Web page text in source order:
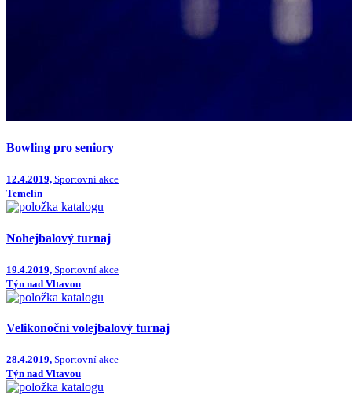
Bowling pro seniory
12.4.2019, Sportovní akce
Temelín
Nohejbalový turnaj
19.4.2019, Sportovní akce
Týn nad Vltavou
Velikonoční volejbalový turnaj
28.4.2019, Sportovní akce
Týn nad Vltavou